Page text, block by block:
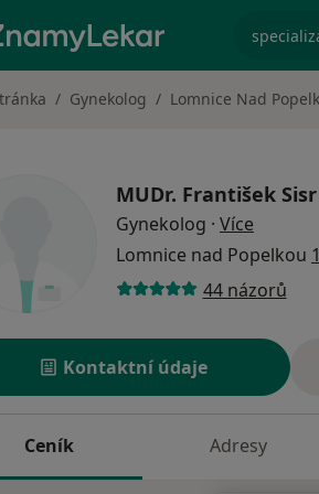
Gynekolog Lomnice Nad
MUDr. František Sisr
Gynekolog · Více
Lomnice nad Popelkou
44 názorů
Kontaktní údaje
Ceník Adresy